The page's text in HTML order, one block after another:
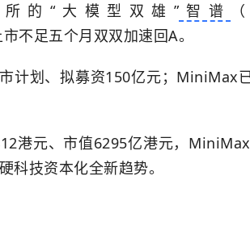
的“大模型双雄”智谱
不足五个月双双加速回A。
计划、拟募资150亿元；MiniMax
港元、市值6295亿港元，
科技资本化全新趋势。